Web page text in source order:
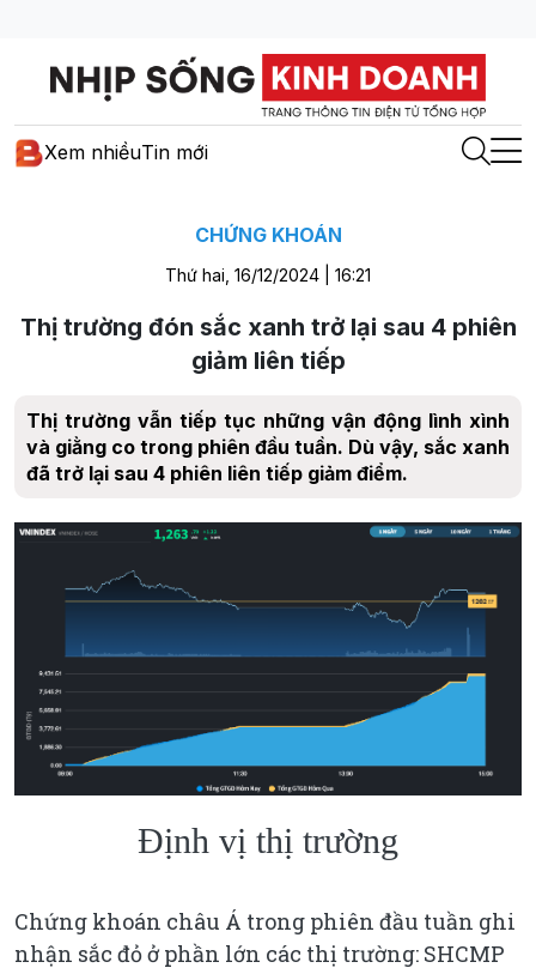
Xem nhiềuTin mới
CHỨNG KHOÁN
Thứ hai, 16/12/2024 | 16:21
Thị trường đón sắc xanh trở lại sau 4 phiên
giảm liên tiếp
Thị trường vẫn tiếp tục những vận động lình xình
và giằng co trong phiên đầu tuần. Dù vậy, sắc xanh
đã trở lại sau 4 phiên liên tiếp giảm điểm.
Định vị thị trường
Chứng khoán châu Á trong phiên đầu tuần ghi
nhận sắc đỏ ở phần lớn các thị trường: SHCMP